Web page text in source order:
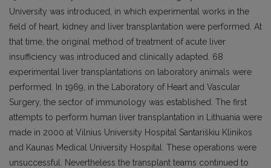
University was introduced, in which experimental works in the
field of heart, kidney and liver transplantation were performed. At
that time, the original method of treatment of acute liver
insufficiency was introduced and clinically adapted. 68
experimental liver transplantations on laboratory animals were
performed. In 1969, in the Laboratory of Heart and Vascular
Surgery, the sector of immunology was established. The first
attempts to perform human liver transplantation in Lithuania were
made in 2000 at Vilnius University Hospital Santariškiu Klinikos
and Kaunas Medical University Hospital. These operations were
unsuccessful. Nevertheless the transplant teams continued to